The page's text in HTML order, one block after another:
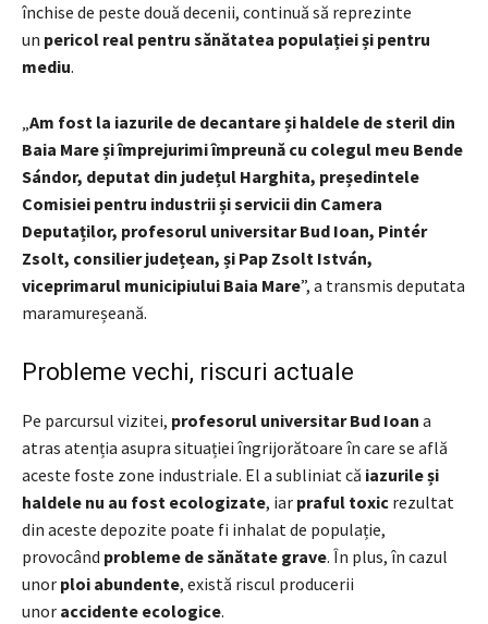
închise de peste două decenii, continuă să reprezinte
un pericol real pentru sănătatea populației și pentru
mediu.
„Am fost la iazurile de decantare și haldele de steril din
Baia Mare și împrejurimi împreună cu colegul meu Bende
Sándor, deputat din județul Harghita, președintele
Comisiei pentru industrii și servicii din Camera
Deputaților, profesorul universitar Bud Ioan, Pintér
Zsolt, consilier județean, și Pap Zsolt István,
viceprimarul municipiului Baia Mare”, a transmis deputata
maramureșeană.
Probleme vechi, riscuri actuale
Pe parcursul vizitei, profesorul universitar Bud Ioan a
atras atenția asupra situației îngrijorătoare în care se află
aceste foste zone industriale. El a subliniat că iazurile și
haldele nu au fost ecologizate, iar praful toxic rezultat
din aceste depozite poate fi inhalat de populație,
provocând probleme de sănătate grave. În plus, în cazul
unor ploi abundente, există riscul producerii
unor accidente ecologice.